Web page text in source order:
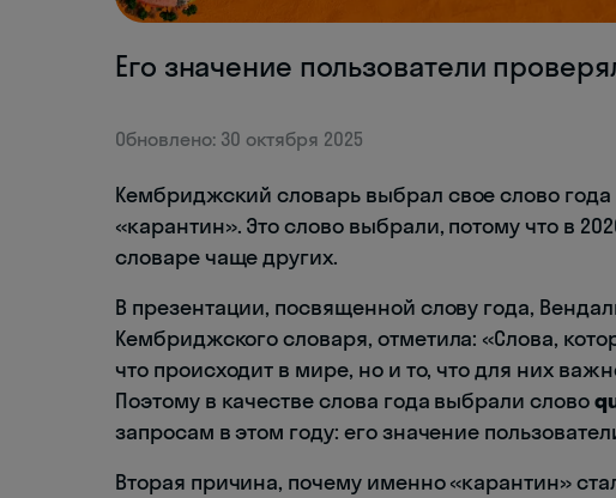
Его значение пользователи
Обновлено: 30 октября 2025
Кембриджский словарь выбрал свое слово
«карантин». Это слово выбрали, потому что в
словаре чаще других.
В презентации, посвященной слову года,
Кембриджского словаря, отметила: «Слова,
что происходит в мире, но и то, что для них
Поэтому в качестве слова года выбрали слово
запросам в этом году: его значение
Вторая причина, почему именно «карантин»